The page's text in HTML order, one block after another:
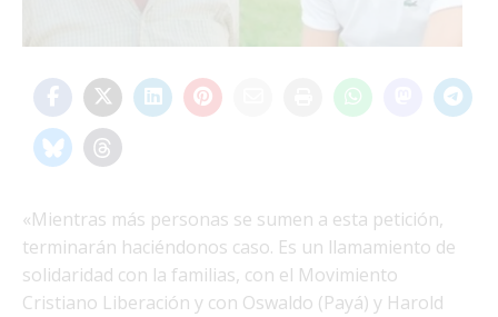
«Mientras más personas se sumen a esta petición,
terminarán haciéndonos caso. Es un llamamiento de
solidaridad con la familias, con el Movimiento
Cristiano Liberación y con Oswaldo (Payá) y Harold